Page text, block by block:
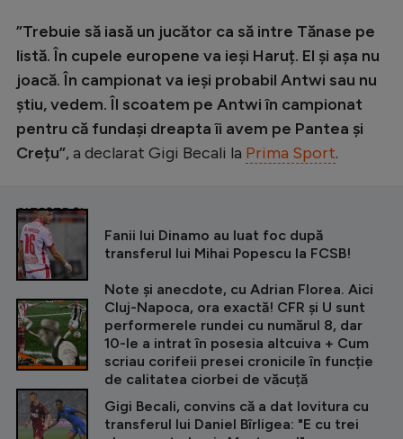
”Trebuie să iasă un jucător ca să intre Tănase pe
listă. În cupele europene va ieși Haruț. El și așa nu
joacă. În campionat va ieși probabil Antwi sau nu
știu, vedem. Îl scoatem pe Antwi în campionat
pentru că fundași dreapta îi avem pe Pantea și
Crețu”, a declarat Gigi Becali la Prima Sport.
CITEȘTE ȘI
Fanii lui Dinamo au luat foc după
transferul lui Mihai Popescu la FCSB!
Note și anecdote, cu Adrian Florea. Aici
Cluj-Napoca, ora exactă! CFR și U sunt
performerele rundei cu numărul 8, dar
10-le a intrat în posesia altcuiva + Cum
scriau corifeii presei cronicile în funcție
de calitatea ciorbei de văcuță
Gigi Becali, convins că a dat lovitura cu
transferul lui Daniel Bîrligea: "E cu trei